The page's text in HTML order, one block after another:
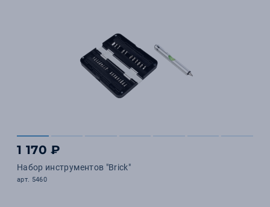
1 170 ₽
Набор инструментов "Brick"
арт. 5460